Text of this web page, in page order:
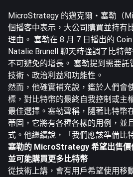
MicroStrategy 的邁克爾・塞勒（
個播客中表示，大公司購買並持有
理由。 塞勒在 8 月 7 日播出的
Natalie Brunell 聊天時強調了比特
不可避免的增長。 塞勒提到需要託
技術、政治利益和功能性。
然而，他確實補充說，鑑於人們會
標，對比特幣的最終自我控制或主
最佳選擇。塞勒聲稱，隨著比特幣
蒂固，它將有各種各樣的用例，並
式。他繼續說，「我們應該準備比
塞勒的 MicroStrategy 希望出售價
並可能購買更多比特幣
從技術上講，會有用戶希望使用移